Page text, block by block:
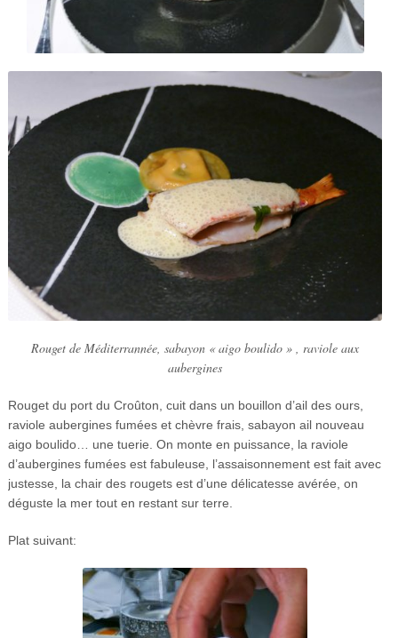
Rouget de Méditerrannée, sabayon « aigo boulido » , raviole aux
aubergines
Rouget du port du Croûton, cuit dans un bouillon d’ail des ours,
raviole aubergines fumées et chèvre frais, sabayon ail nouveau
aigo boulido… une tuerie. On monte en puissance, la raviole
d’aubergines fumées est fabuleuse, l’assaisonnement est fait avec
justesse, la chair des rougets est d’une délicatesse avérée, on
déguste la mer tout en restant sur terre.
Plat suivant: